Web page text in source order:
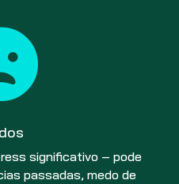
significativo – pode
passadas, medo de